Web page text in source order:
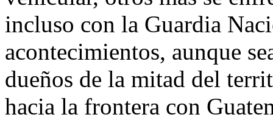
incluso con la Guardia
acontecimientos, aunque
dueños de la mitad del
hacia la frontera con